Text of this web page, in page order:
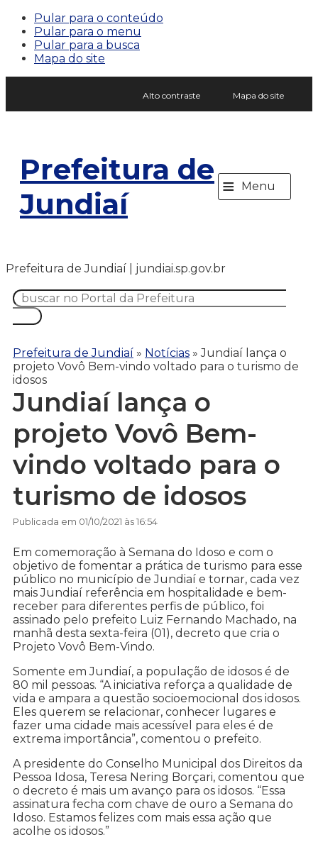
Pular para o conteúdo
Pular para o menu
Pular para a busca
Mapa do site
Alto contraste Mapa do site
Prefeitura de
Jundiaí
≡ Menu
Prefeitura de Jundiaí | jundiai.sp.gov.br
Prefeitura de Jundiaí » Notícias »Jundiaí lança o
projeto Vovô Bem-vindo voltado para o turismo de
idosos
Jundiaí lança o
projeto Vovô Bem-
vindo voltado para o
turismo de idosos
Publicada em 01/10/2021 às 16:54
Em comemoração à Semana do Idoso e com o
objetivo de fomentar a prática de turismo para esse
público no município de Jundiaí e tornar, cada vez
mais Jundiaí referência em hospitalidade e bem-
receber para diferentes perfis de público, foi
assinado pelo prefeito Luiz Fernando Machado, na
manhã desta sexta-feira (01), decreto que cria o
Projeto Vovô Bem-Vindo.
Somente em Jundiaí, a população de idosos é de
80 mil pessoas. “A iniciativa reforça a qualidade de
vida e ampara a questão socioemocional dos idosos.
Eles querem se relacionar, conhecer lugares e
fazer uma cidade mais acessível para eles é de
extrema importância”, comentou o prefeito.
A presidente do Conselho Municipal dos Direitos da
Pessoa Idosa, Teresa Nering Borçari, comentou que
o decreto é mais um avanço para os idosos. “Essa
assinatura fecha com chave de ouro a Semana do
Idoso. Estamos felizes com mais essa ação que
acolhe os idosos.”